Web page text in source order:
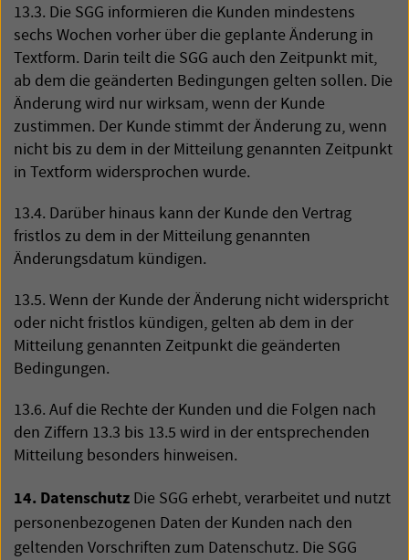
13.3. Die SGG informieren die Kunden mindestens
sechs Wochen vorher über die geplante Änderung in
Textform. Darin teilt die SGG auch den Zeitpunkt mit,
ab dem die geänderten Bedingungen gelten sollen. Die
Änderung wird nur wirksam, wenn der Kunde
zustimmen. Der Kunde stimmt der Änderung zu, wenn
nicht bis zu dem in der Mitteilung genannten Zeitpunkt
in Textform widersprochen wurde.
13.4. Darüber hinaus kann der Kunde den Vertrag
fristlos zu dem in der Mitteilung genannten
Änderungsdatum kündigen.
13.5. Wenn der Kunde der Änderung nicht widerspricht
oder nicht fristlos kündigen, gelten ab dem in der
Mitteilung genannten Zeitpunkt die geänderten
Bedingungen.
13.6. Auf die Rechte der Kunden und die Folgen nach
den Ziffern 13.3 bis 13.5 wird in der entsprechenden
Mitteilung besonders hinweisen.
14. Datenschutz Die SGG erhebt, verarbeitet und nutzt
personenbezogenen Daten der Kunden nach den
geltenden Vorschriften zum Datenschutz. Die SGG